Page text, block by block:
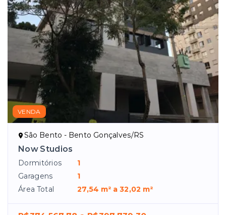
VENDA
São Bento - Bento Gonçalves/RS
Now Studios
Dormitórios
1
Garagens
1
Área Total
27,54 m² a 32,02 m²